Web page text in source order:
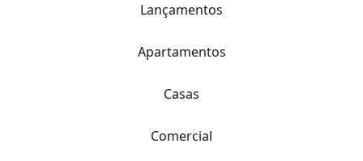
Lançamentos
Apartamentos
Casas
Comercial